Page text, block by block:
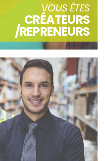
VOUS ÊTES
CRÉATEURS
/REPRENEURS